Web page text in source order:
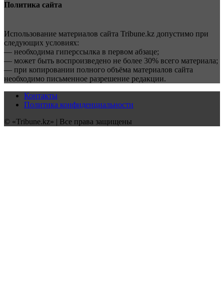
Политика сайта
Использование материалов сайта Tribune.kz допустимо при
следующих условиях:
— необходима гиперссылка в первом абзаце;
— может быть воспроизведено не более 30% всего материала;
— при копировании полного объёма материалов сайта
необходимо письменное разрешение редакции.
Контакты
Политика конфиденциальности
© «Tribune.kz» | Все права защищены